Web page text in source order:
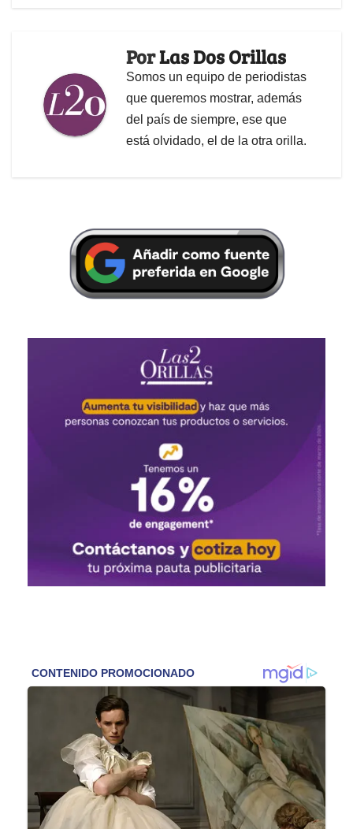
PorLas Dos Orillas
Somos un equipo de periodistas
que queremos mostrar, además
del país de siempre, ese que
está olvidado, el de la otra orilla.